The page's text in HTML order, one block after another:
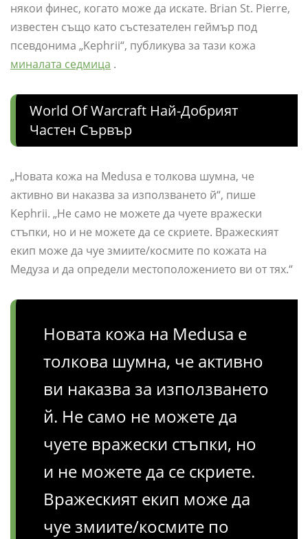
някои финес, когато може да искате. Brian St. Pierre,
известен също като състезателен геймър под
псевдонима „Kephrii“, публикува за тази кожа
миналата седмица .
World Of Warcraft Най-Добрият
Частен Сървър
„Новата кожа на Medusa е толкова шумна, че
активно ви наказва за използването й“, пише
Kephrii. „Не само не можете да чуете вражески
стъпки, но и не можете да се скриете. Вражеският
екип може да чуе змиите/космите по кожата на
Медуза и да определи местоположението ви от тях.“
Новата кожа на Medusa е
толкова шумна, че активно
ви наказва за използването
й. Не само не можете да
чуете вражески стъпки, но
и не можете да се скриете.
Вражеският екип може да
чуе змиите/космите по